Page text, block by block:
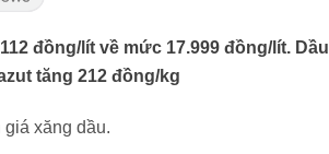
đồng/lít về mức 17.999 đồng/lít. Dầu
tăng 212 đồng/kg
xăng dầu.